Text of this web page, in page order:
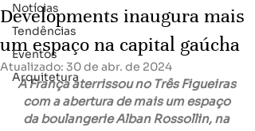
Notícias
Tendências
Eventos
Arquitetura
Developments inaugura mais
um espaço na capital gaúcha
Atualizado: 30 de abr. de 2024
A França aterrissou no Três Figueiras
com a abertura de mais um espaço
da boulangerie Alban Rossollin, na